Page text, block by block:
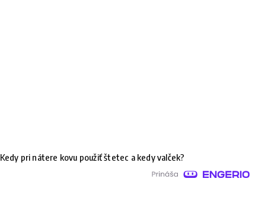
Kedy pri nátere kovu použiť štetec a kedy valček?